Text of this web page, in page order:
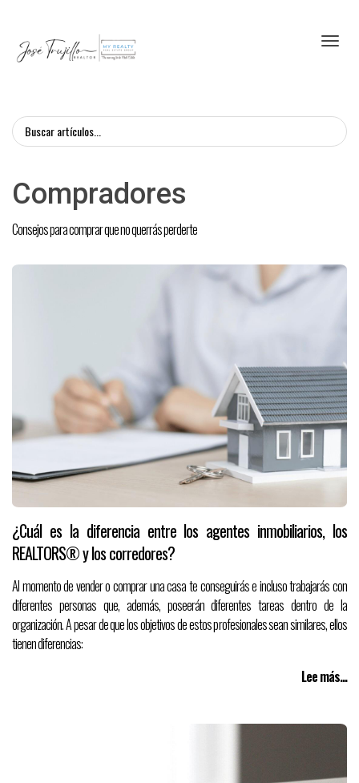
Compradores
Consejos para comprar que no querrás perderte
¿Cuál es la diferencia entre los agentes inmobiliarios, los
REALTORS® y los corredores?
Al momento de vender o comprar una casa te conseguirás e incluso trabajarás con
diferentes personas que, además, poseerán diferentes tareas dentro de la
organización. A pesar de que los objetivos de estos profesionales sean similares, ellos
tienen diferencias:
Lee más...